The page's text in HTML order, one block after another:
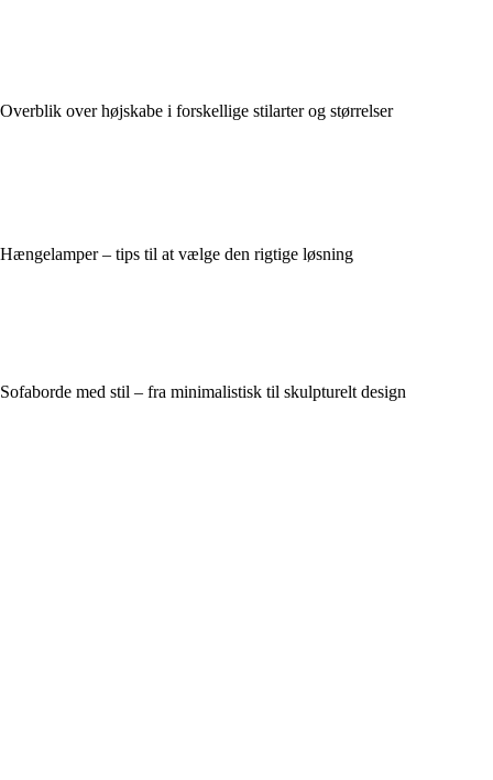
Overblik over højskabe i forskellige stilarter og størrelser
Hængelamper – tips til at vælge den rigtige løsning
Sofaborde med stil – fra minimalistisk til skulpturelt design